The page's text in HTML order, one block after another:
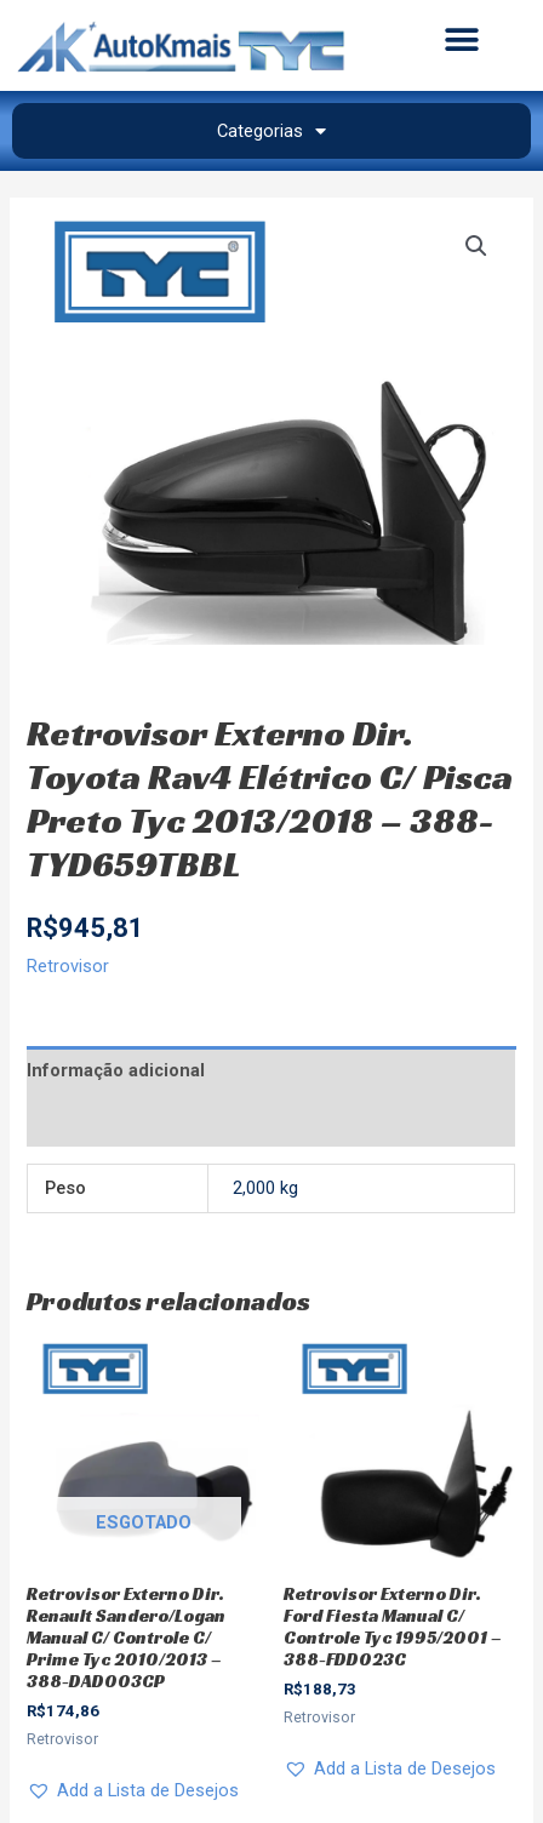
Categorias
Retrovisor Externo Dir.
Toyota Rav4 Elétrico C/ Pisca
Preto Tyc 2013/2018 – 388-
TYD659TBBL
R$945,81
Retrovisor
Informação adicional
Peso 2,000 kg
Produtos relacionados
ESGOTADO
Retrovisor Externo Dir.
Renault Sandero/Logan
Manual C/ Controle C/
Prime Tyc 2010/2013 –
388-DAD003CP
R$174,86
Retrovisor
Add a Lista de Desejos
Retrovisor Externo Dir.
Ford Fiesta Manual C/
Controle Tyc 1995/2001 –
388-FDD023C
R$188,73
Retrovisor
Add a Lista de Desejos